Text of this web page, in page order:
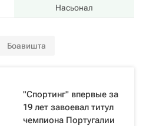
Насьонал
Боавишта
"Спортинг" впервые за
19 лет завоевал титул
чемпиона Португалии